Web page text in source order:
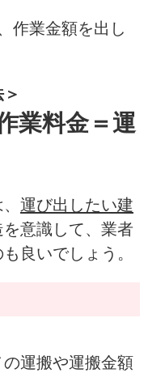
作業金額を出し
業料金＝運
運び出したい建
を意識して、業者
良いでしょう。
運搬や運搬金額